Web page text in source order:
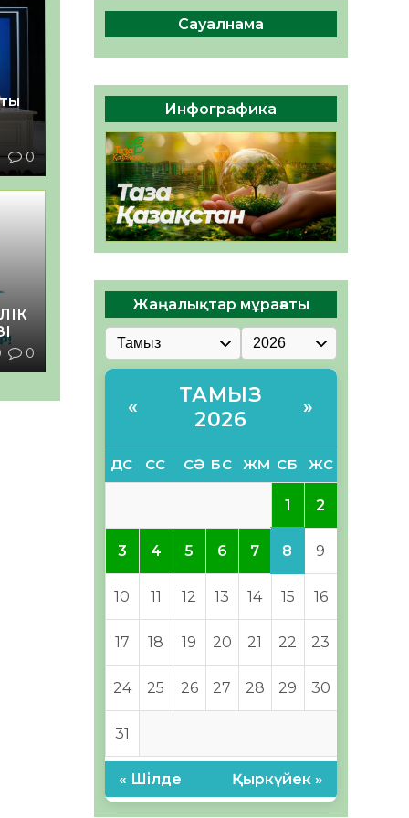
0
0
Руслан Рүстемұлы облыс
әкімінің кеңесшісі болып
тағайындалды
05.08.2026
51 0
Сауалнама
Инфографика
Жаңалықтар мұрағаты
«
ТАМЫЗ
2026
»
ДС СС СӘ БС ЖМ СБ ЖС
1 2
3 4 5 6 7 8 9
10 11 12 13 14 15 16
17 18 19 20 21 22 23
24 25 26 27 28 29 30
31
« Шілде Қыркүйек »